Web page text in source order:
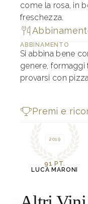
come la rosa, in
freschezza.
ABBINAMENTO
Si abbina bene
genere,
provarsi con
Premi e
2019
91 PT.
LUCA MARONI